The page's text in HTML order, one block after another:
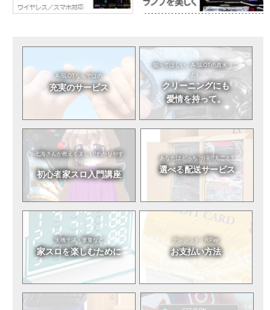
A-SLOTならではの
充実のサービス
知ってほしい。A-SLOTの真実（こ
と）
クリーニングにも
愛情を持って。
七海さんが教える楽しい!わかりやす
い!
初心者家スロ入門講座
あなたはどっち?分割?丸ごと?
選べる配送サービス
実機寸法・重量など
家スロを楽しむために
クレジット・RPay
お支払い方法